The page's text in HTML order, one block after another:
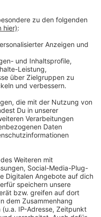
können uns zur
Leute, die nicht
die seltsame Wörter
das
oder ihren Kopf
los. Irgendwo
scharfer
ausgeflippt,
gemeint.